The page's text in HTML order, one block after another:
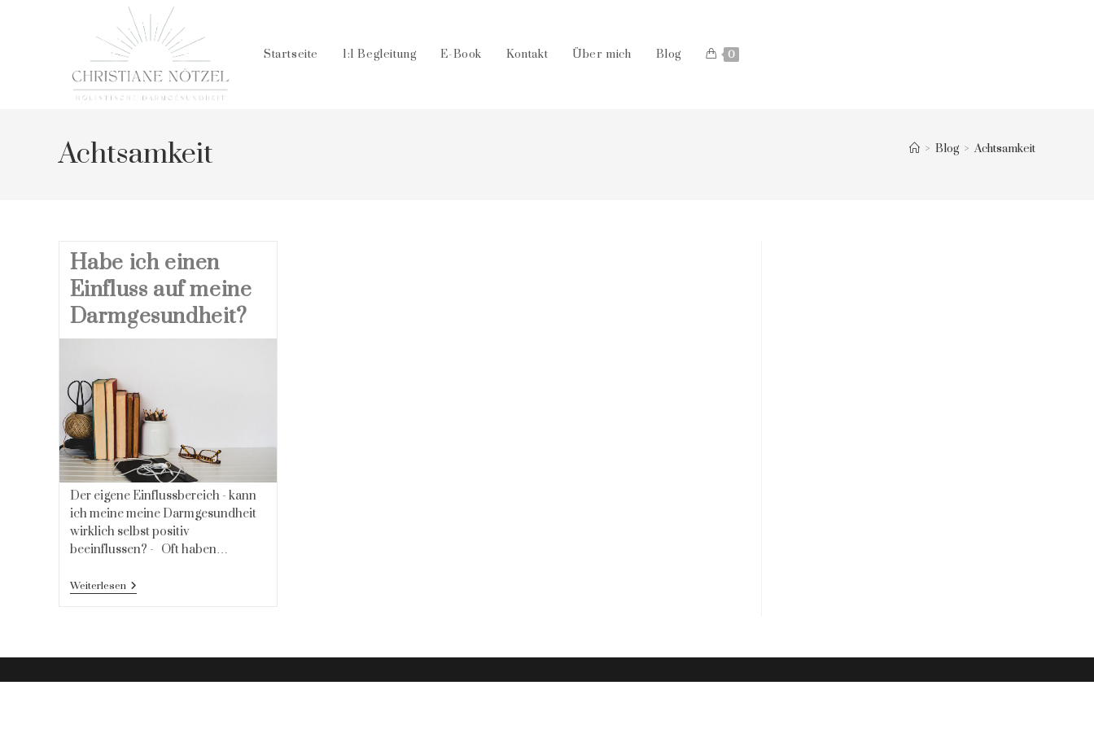
Startseite 1:1 Begleitung E-Book Kontakt Über mich Blog 0
Achtsamkeit > Blog > Achtsamkeit
Habe ich einen
Einfluss auf meine
Darmgesundheit?
Der eigene Einflussbereich - kann
ich meine meine Darmgesundheit
wirklich selbst positiv
beeinflussen? - Oft haben…
WeiterlesenHabe
Ich